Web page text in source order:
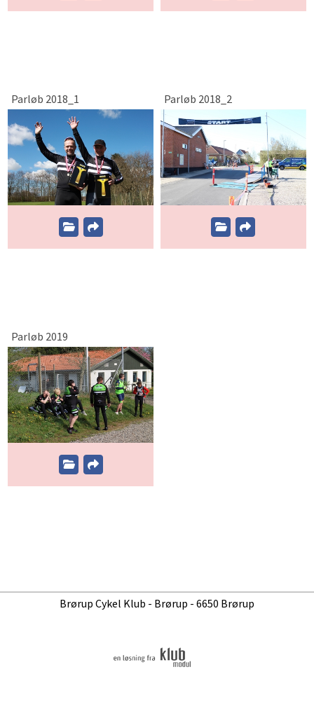
Parløb 2018_1 Parløb 2018_2
Parløb 2019
Brørup Cykel Klub - Brørup - 6650 Brørup